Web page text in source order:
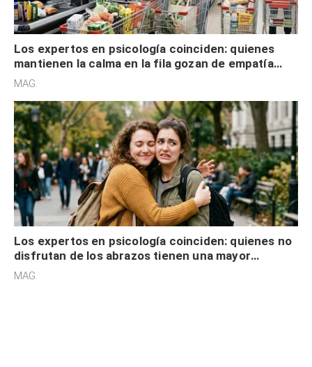
Los expertos en psicología coinciden: quienes
mantienen la calma en la fila gozan de empatía
cognitiva, gratitud y no solo tienen autocontrol
MAG.
Los expertos en psicología coinciden: quienes no
disfrutan de los abrazos tienen una mayor
sensibilidad a los estímulos físicos y no es por
MAG.